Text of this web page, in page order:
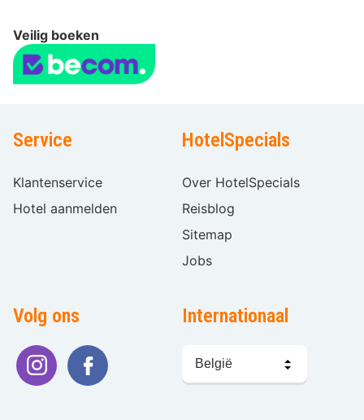
Veilig boeken
Service
Klantenservice
Hotel aanmelden
HotelSpecials
Over HotelSpecials
Reisblog
Sitemap
Jobs
Volg ons Internationaal
kiezen